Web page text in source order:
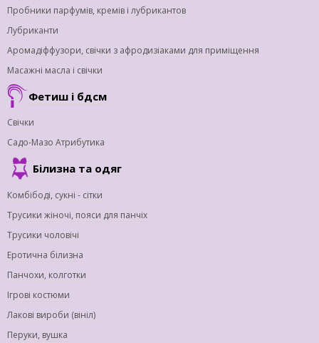
Пробники парфумів, кремів і лубрикантов
Лубриканти
Аромадіффузори, свічки з афродизіаками для приміщення
Масажні масла і свічки
Фетиш і бдсм
Свічки
Садо-Мазо Атрибутика
Білизна та одяг
Комбібоді, сукні - сітки
Трусики жіночі, пояси для панчіх
Трусики чоловічі
Еротична білизна
Панчохи, колготки
Ігрові костюми
Лакові вироби (вініл)
Перуки, вушка